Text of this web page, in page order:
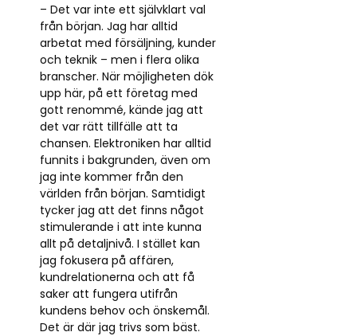
– Det var inte ett självklart val
från början. Jag har alltid
arbetat med försäljning, kunder
och teknik – men i flera olika
branscher. När möjligheten dök
upp här, på ett företag med
gott renommé, kände jag att
det var rätt tillfälle att ta
chansen. Elektroniken har alltid
funnits i bakgrunden, även om
jag inte kommer från den
världen från början. Samtidigt
tycker jag att det finns något
stimulerande i att inte kunna
allt på detaljnivå. I stället kan
jag fokusera på affären,
kundrelationerna och att få
saker att fungera utifrån
kundens behov och önskemål.
Det är där jag trivs som bäst.